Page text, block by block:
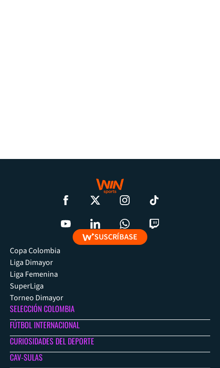
SUSCRÍBASE
Copa Colombia
Liga Dimayor
Liga Femenina
SuperLiga
Torneo Dimayor
SELECCIÓN COLOMBIA
FÚTBOL INTERNACIONAL
CURIOSIDADES DEL DEPORTE
CAV-SULAS